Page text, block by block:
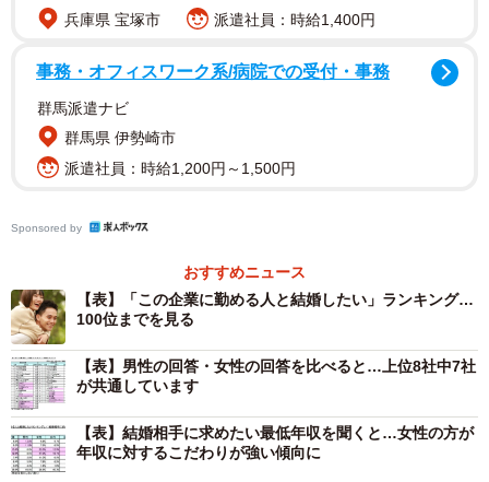
2/6
第12回「この企業に勤める人と結婚したいランキング」TOP20（提供画
像）
4位以下のランキングは、4位「グーグル（Google）」
兵庫県 宝塚市
派遣社員：時給1,400円
事務・オフィスワーク系/病院での受付・事務
群馬派遣ナビ
群馬県 伊勢崎市
派遣社員：時給1,200円～1,500円
Sponsored by
おすすめニュース
【表】「この企業に勤める人と結婚したい」ランキング…
100位までを見る
【表】男性の回答・女性の回答を比べると…上位8社中7社
が共通しています
【表】結婚相手に求めたい最低年収を聞くと…女性の方が
年収に対するこだわりが強い傾向に